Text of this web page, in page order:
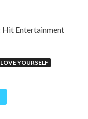
Hit Entertainment
LOVE YOURSELF